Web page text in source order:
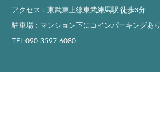
アクセス：東武東上線東武練馬駅 徒歩3分
駐車場：マンション下にコインパーキングあり
TEL:090-3597-6080